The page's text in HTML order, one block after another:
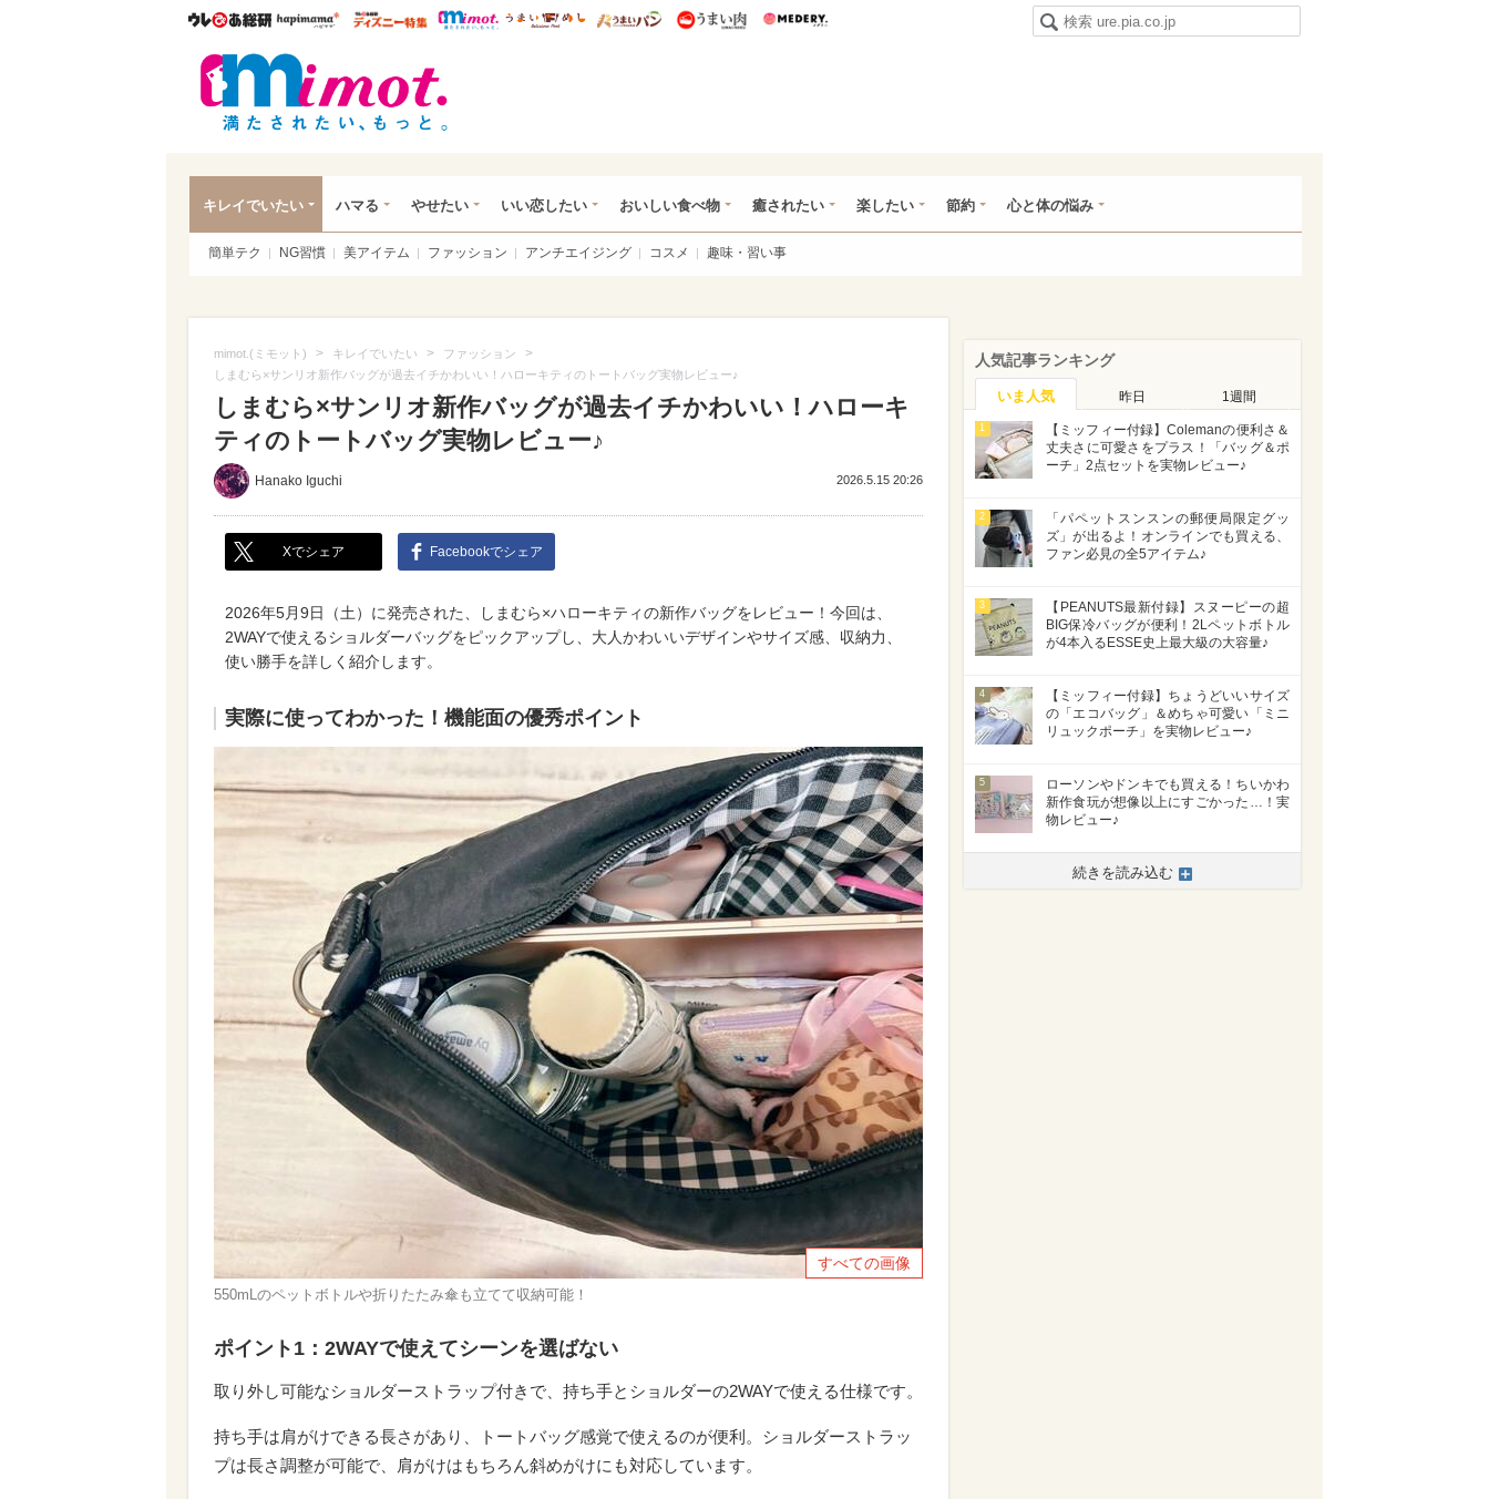
ウレぴあ総研ハピママ* ウレぴあ総研 ディズニー特集
mimot. うまいめし うまいパン うまい肉
キレイでいたい ハマる やせたい いい恋したい おいしい食べ物 癒されたい 楽したい 節約 心と体の悩み
簡単テク NG習慣 美アイテム ファッション アンチエイジング コスメ 趣味・習い事
mimot.(ミモット) > キレイでいたい > ファッション >
しまむら×サンリオ新作バッグが過去イチかわいい！ハローキティのトートバッグ実物レビュー♪
しまむら×サンリオ新作バッグが過去イチかわいい！ハローキ
ティのトートバッグ実物レビュー♪
Hanako Iguchi 2026.5.15 20:26
Xでシェア Facebookでシェア
2026年5月9日（土）に発売された、しまむら×ハローキティの新作バッグをレビュー！今回は、
2WAYで使えるショルダーバッグをピックアップし、大人かわいいデザインやサイズ感、収納力、
使い勝手を詳しく紹介します。
実際に使ってわかった！機能面の優秀ポイント
すべての画像
550mLのペットボトルや折りたたみ傘も立てて収納可能！
ポイント1：2WAYで使えてシーンを選ばない
取り外し可能なショルダーストラップ付きで、持ち手とショルダーの2WAYで使える仕様です。
持ち手は肩がけできる長さがあり、トートバッグ感覚で使えるのが便利。ショルダーストラッ
プは長さ調整が可能で、肩がけはもちろん斜めがけにも対応しています。
人気記事ランキング
いま人気 昨日 1週間
1
【ミッフィー付録】Colemanの便利さ＆
丈夫さに可愛さをプラス！「バッグ＆ポ
ーチ」2点セットを実物レビュー♪
2
「パペットスンスンの郵便局限定グッ
ズ」が出るよ！オンラインでも買える、
ファン必見の全5アイテム♪
3
【PEANUTS最新付録】スヌーピーの超
BIG保冷バッグが便利！2Lペットボトル
が4本入るESSE史上最大級の大容量♪
4
【ミッフィー付録】ちょうどいいサイズ
の「エコバッグ」＆めちゃ可愛い「ミニ
リュックポーチ」を実物レビュー♪
5
ローソンやドンキでも買える！ちいかわ
新作食玩が想像以上にすごかった…！実
物レビュー♪
続きを読み込む